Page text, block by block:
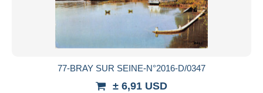
77-BRAY SUR SEINE-N°2016-D/0347
± 6,91 USD